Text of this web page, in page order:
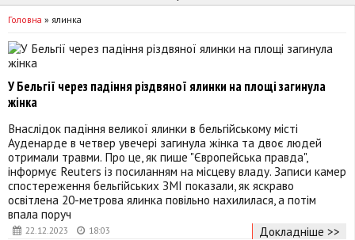
Головна » ялинка
22.12.2023 18:03
У Бельгії через падіння різдвяної ялинки на площі загинула
жінка
Внаслідок падіння великої ялинки в бельгійському місті
Ауденарде в четвер увечері загинула жінка та двоє людей
отримали травми. Про це, як пише "Європейська правда",
інформує Reuters із посиланням на місцеву владу. Записи камер
спостереження бельгійських ЗМІ показали, як яскраво
освітлена 20-метрова ялинка повільно нахилилася, а потім
впала поруч
Докладніше >>